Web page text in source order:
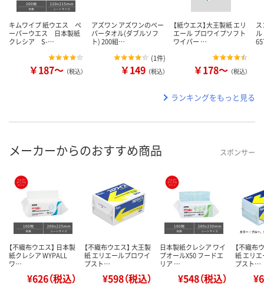
キムワイプ 紙ウエス ペ
ーパーウエス 日本製紙
クレシア S-…
￥187～ （税込）
アズワン アズワンのペー
パータオル(ダブルソフ
ト) 200組…
(1件)
￥149 （税込）
【紙ウエス】大王製紙 エリ
エール プロワイプソフト
ワイパー …
￥178～ （税込）
ランキングをもっと見る
メーカーからのおすすめ商品 スポンサー
【不織布ウエス】 日本製
紙クレシア WYPALL
ワ…
¥626（税込）
【不織布ウエス】 大王製
紙 エリエールプロワイ
プスト…
¥598（税込）
日本製紙クレシア ワイ
プオールX50 フードエ
リア …
¥548（税込）
【不織布
紙 エリ
プスト…